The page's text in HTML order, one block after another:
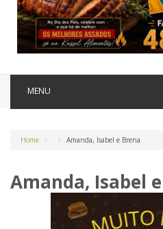
MENU
Home Amanda, Isabel e Brena
Amanda, Isabel